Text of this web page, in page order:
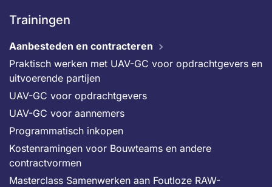
Trainingen
Aanbesteden en contracteren
Praktisch werken met UAV-GC voor opdrachtgevers en
uitvoerende partijen
UAV-GC voor opdrachtgevers
UAV-GC voor aannemers
Programmatisch inkopen
Kostenramingen voor Bouwteams en andere
contractvormen
Masterclass Samenwerken aan Foutloze RAW-